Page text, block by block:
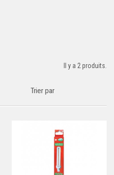
Il y a 2 produits.
Trier par